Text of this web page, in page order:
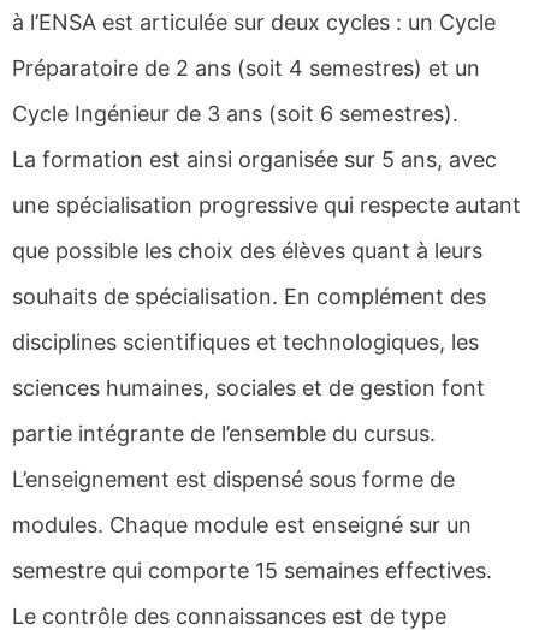
à l’ENSA est articulée sur deux cycles : un Cycle
Préparatoire de 2 ans (soit 4 semestres) et un
Cycle Ingénieur de 3 ans (soit 6 semestres).
La formation est ainsi organisée sur 5 ans, avec
une spécialisation progressive qui respecte autant
que possible les choix des élèves quant à leurs
souhaits de spécialisation. En complément des
disciplines scientifiques et technologiques, les
sciences humaines, sociales et de gestion font
partie intégrante de l’ensemble du cursus.
L’enseignement est dispensé sous forme de
modules. Chaque module est enseigné sur un
semestre qui comporte 15 semaines effectives.
Le contrôle des connaissances est de type